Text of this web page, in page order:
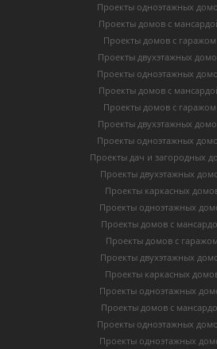
Проекты одноэтажных
Проекты домов с
Проекты домов с гаражом
Проекты двухэтажных
Проекты одноэтажных
Проекты домов с
Проекты домов с гаражом
Проекты двухэтажных
Проекты одноэтажных
Проекты дач и загородных
Проекты двухэтажных
Проекты каркасных
Проекты одноэтажных
Проекты домов с
Проекты домов с
Проекты двухэтажных
Проекты каркасных
Проекты одноэтажных
Проекты домов с
Проекты одноэтажных
Проекты одноэтажных